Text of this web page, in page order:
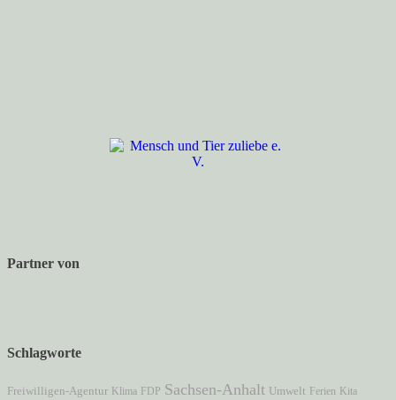
Partner von
Schlagworte
Freiwilligen-Agentur Klima FDP Sachsen-Anhalt Umwelt Ferien Kita